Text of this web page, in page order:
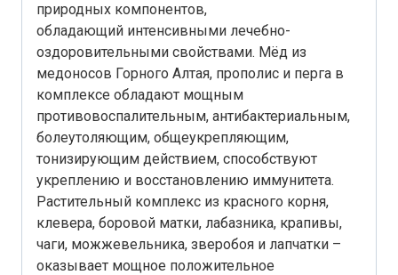
природных компонентов,
обладающий интенсивными лечебно-
оздоровительными свойствами. Мёд из
медоносов Горного Алтая, прополис и перга в
комплексе обладают мощным
противовоспалительным, антибактериальным,
болеутоляющим, общеукрепляющим,
тонизирующим действием, способствуют
укреплению и восстановлению иммунитета.
Растительный комплекс из красного корня,
клевера, боровой матки, лабазника, крапивы,
чаги, можжевельника, зверобоя и лапчатки –
оказывает мощное положительное